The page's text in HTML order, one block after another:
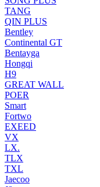
TANG
QIN PLUS
Bentley
Continental GT
Bentayga
Hongqi
H9
GREAT WALL
POER
Smart
Fortwo
EXEED
VX
LX.
TLX
TXL
Jaecoo